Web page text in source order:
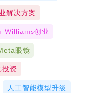
解决方案
Williams创业
眼镜
资
人工智能模型升级